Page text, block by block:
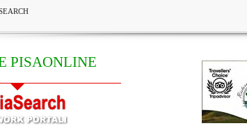
PISAONLINE